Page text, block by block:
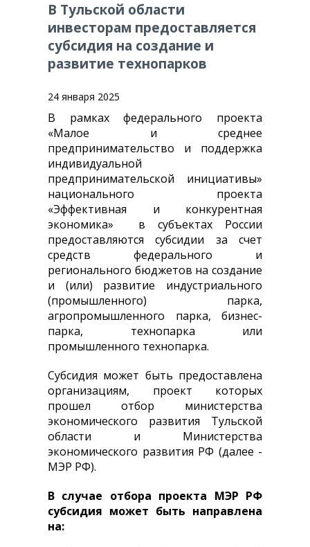
О
НАС
КОНТАКТНАЯ
ИНФОРМАЦИЯ
КОНКУРСЫ
И
ОТБОРЫ
О
КОРПОРАЦИИ
МСП
И
МСП
БАНКЕ
ЛИЗИНГ
ОБОРУДОВАНИЯ
В Тульской области
инвесторам предоставляется
субсидия на создание и
развитие технопарков
24 января 2025
В рамках федерального проекта
«Малое и среднее
предпринимательство и поддержка
индивидуальной
предпринимательской инициативы»
национального проекта
«Эффективная и конкурентная
экономика» в субъектах России
предоставляются субсидии за счет
средств федерального и
регионального бюджетов на создание
и (или) развитие индустриального
(промышленного) парка,
агропромышленного парка, бизнес-
парка, технопарка или
промышленного технопарка.
Субсидия может быть предоставлена
организациям, проект которых
прошел отбор министерства
экономического развития Тульской
области и Министерства
экономического развития РФ (далее -
МЭР РФ).
В случае отбора проекта МЭР РФ
субсидия может быть направлена
на: